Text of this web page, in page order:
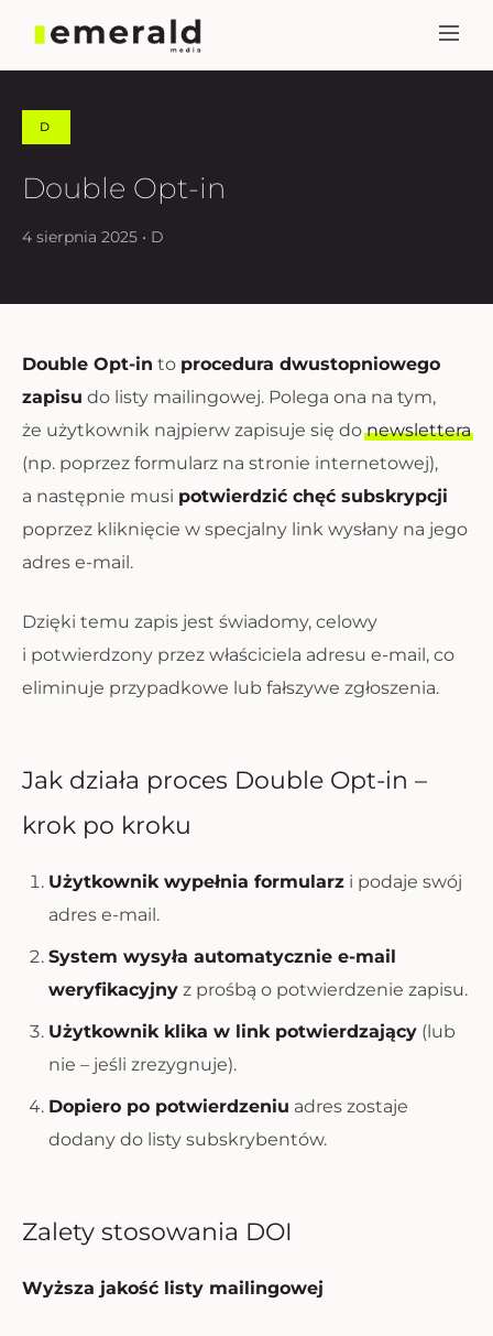
D
Double Opt-in
4 sierpnia 2025 • D
Double Opt-in to procedura dwustopniowego
zapisu do listy mailingowej. Polega ona na tym,
że użytkownik najpierw zapisuje się donewslettera
(np. poprzez formularz na stronie internetowej),
a następnie musi potwierdzić chęć subskrypcji
poprzez kliknięcie w specjalny link wysłany na jego
adres e-mail.
Dzięki temu zapis jest świadomy, celowy
i potwierdzony przez właściciela adresu e-mail, co
eliminuje przypadkowe lub fałszywe zgłoszenia.
Jak działa proces Double Opt-in –
krok po kroku
Użytkownik wypełnia formularz i podaje swój
adres e-mail.
System wysyła automatycznie e-mail
weryfikacyjny z prośbą o potwierdzenie zapisu.
Użytkownik klika w link potwierdzający (lub
nie – jeśli zrezygnuje).
Dopiero po potwierdzeniu adres zostaje
dodany do listy subskrybentów.
Zalety stosowania DOI
Wyższa jakość listy mailingowej